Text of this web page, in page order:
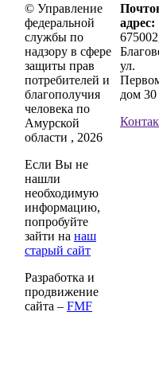
© Управление
федеральной
службы по
надзору в сфере
защиты прав
потребителей и
благополучия
человека по
Амурской
области , 2026
Если Вы не
нашли
необходимую
информацию,
попробуйте
зайти на наш
старый сайт
Разработка и
продвижение
сайта – FMF
адрес:
ул.
дом 30